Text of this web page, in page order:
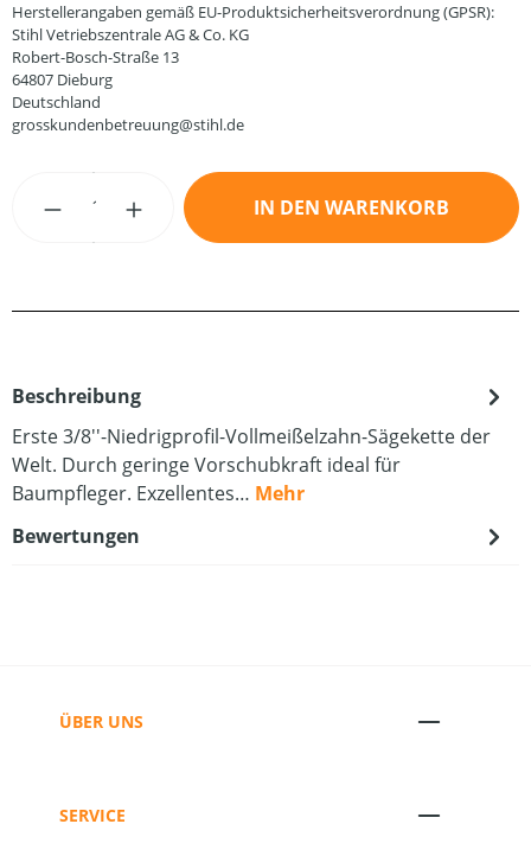
Herstellerangaben gemäß EU-Produktsicherheitsverordnung (GPSR):
Stihl Vetriebszentrale AG & Co. KG
Robert-Bosch-Straße 13
64807 Dieburg
Deutschland
grosskundenbetreuung@stihl.de
Produkt Anzahl: Gib den gewünschten
IN DEN WARENKORB
Beschreibung
Erste 3/8''-Niedrigprofil-Vollmeißelzahn-Sägekette der
Welt. Durch geringe Vorschubkraft ideal für
Baumpfleger. Exzellentes… Mehr
Bewertungen
ÜBER UNS
SERVICE